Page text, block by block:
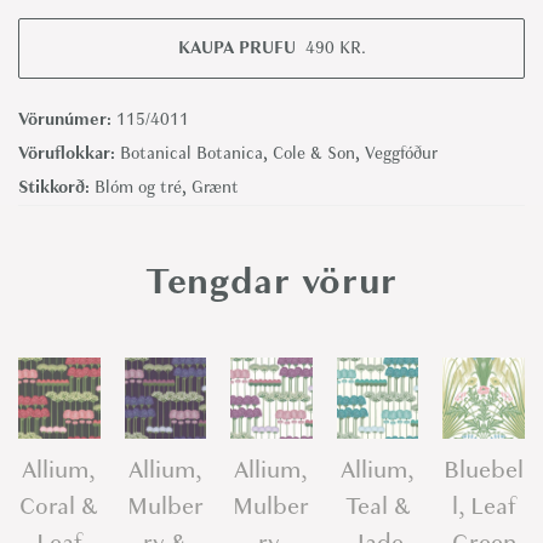
d
l
a
n
a
l
l
KAUPA PRUFU 490 KR.
Vörunúmer: 115/4011
Vöruflokkar: Botanical Botanica, Cole & Son, Veggfóður
Stikkorð: Blóm og tré, Grænt
Tengdar vörur
Allium,
Coral &
Allium,
Mulber
Allium,
Mulber
Allium,
Teal &
Bluebel
l, Leaf